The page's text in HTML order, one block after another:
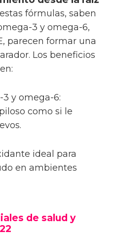
fórmulas, saben
3 y omega-6,
parecen formar una
Los beneficios
3 y omega-6:
como si le
ideal para
en ambientes
de salud y